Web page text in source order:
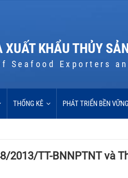
XUẤT KHẨU THỦY
Seafood Exporters
THỐNG KÊ PHÁT TRIỂN BỀN VỮNG
2013/TT-BNNPTNT và